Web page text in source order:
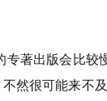
著出版会比较
然很可能来不